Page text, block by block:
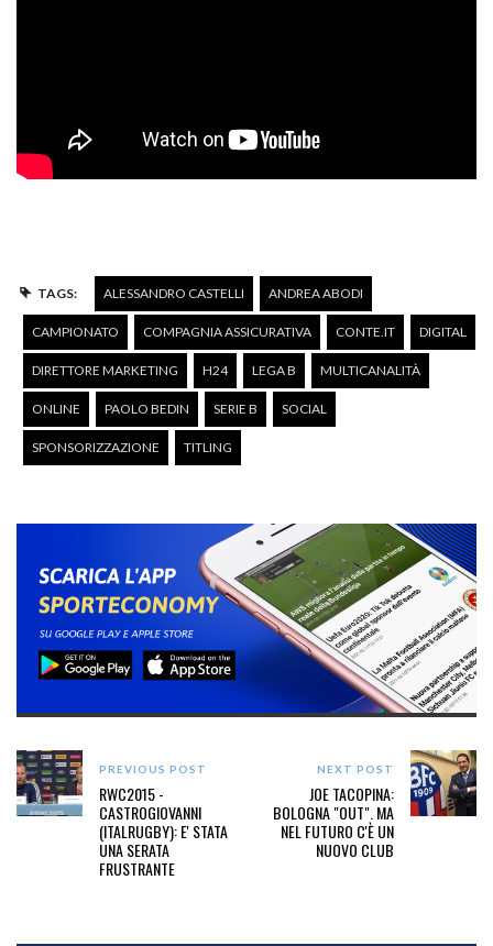
TAGS: ALESSANDRO CASTELLI ANDREA ABODI
CAMPIONATO COMPAGNIA ASSICURATIVA CONTE.IT DIGITAL
DIRETTORE MARKETING H24 LEGA B MULTICANALITÀ
ONLINE PAOLO BEDIN SERIE B SOCIAL
SPONSORIZZAZIONE TITLING
PREVIOUS POST
RWC2015 -
CASTROGIOVANNI
(ITALRUGBY): E' STATA
UNA SERATA
FRUSTRANTE
NEXT POST
JOE TACOPINA:
BOLOGNA "OUT". MA
NEL FUTURO C'È UN
NUOVO CLUB